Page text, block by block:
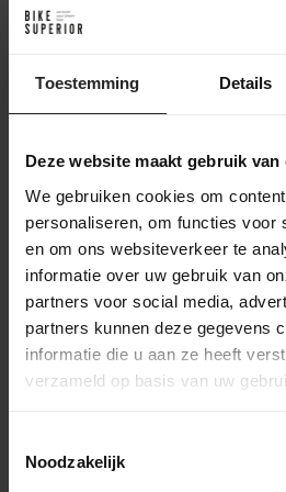
Toestemming Details
Deze website maakt gebruik van
We gebruiken cookies om
personaliseren, om functies voor
en om ons websiteverkeer te
informatie over uw gebruik van
partners voor social media,
partners kunnen deze gegevens
informatie die u aan ze heeft
verzameld op basis van uw
Noodzakelijk
Het leveringsproces
onderdelen en bereidt ze voor op
getest. Daarna gaat de fiets naar
magazijn, waar hij zorgvuldig wordt
worden toegevoegd aan de doos,
wordt naar een bestemming in
zorgen we ervoor dat je fiets veilig